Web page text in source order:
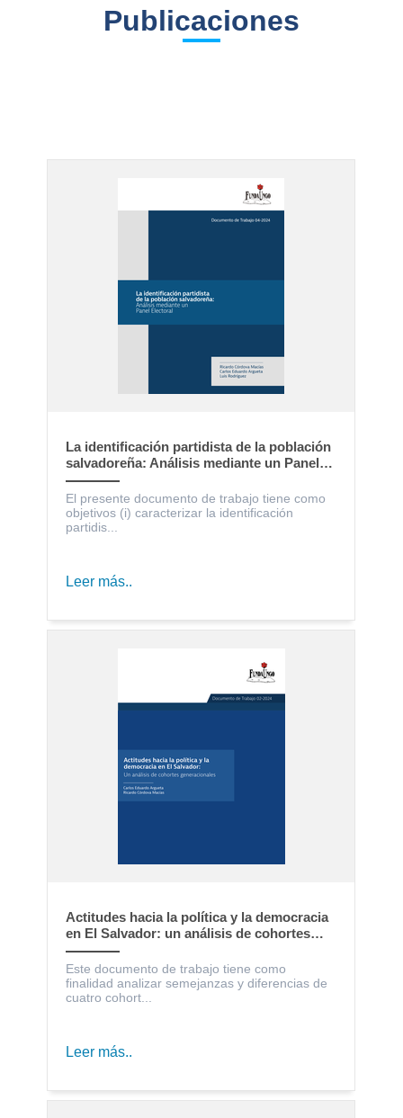
Publicaciones
La identificación partidista de la población
salvadoreña: Análisis mediante un Panel
Electoral
El presente documento de trabajo tiene como
objetivos (i) caracterizar la identificación
partidis...
Leer más..
Actitudes hacia la política y la democracia
en El Salvador: un análisis de cohortes
generacionales
Este documento de trabajo tiene como
finalidad analizar semejanzas y diferencias de
cuatro cohort...
Leer más..